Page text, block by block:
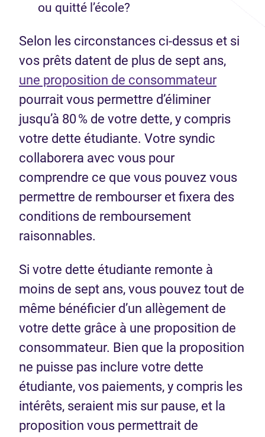
ou quitté l’école?
Selon les circonstances ci-dessus et si
vos prêts datent de plus de sept ans,
une proposition de consommateur
pourrait vous permettre d’éliminer
jusqu’à 80 % de votre dette, y compris
votre dette étudiante. Votre syndic
collaborera avec vous pour
comprendre ce que vous pouvez vous
permettre de rembourser et fixera des
conditions de remboursement
raisonnables.
Si votre dette étudiante remonte à
moins de sept ans, vous pouvez tout de
même bénéficier d’un allègement de
votre dette grâce à une proposition de
consommateur. Bien que la proposition
ne puisse pas inclure votre dette
étudiante, vos paiements, y compris les
intérêts, seraient mis sur pause, et la
proposition vous permettrait de